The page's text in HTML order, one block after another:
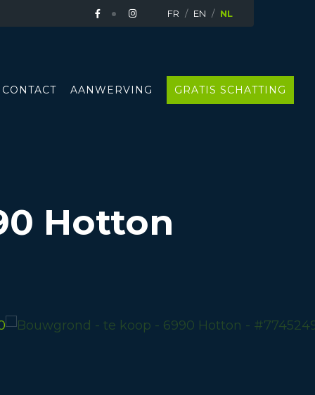
FR EN NL
CONTACT AANWERVING GRATIS SCHATTING
Hotton